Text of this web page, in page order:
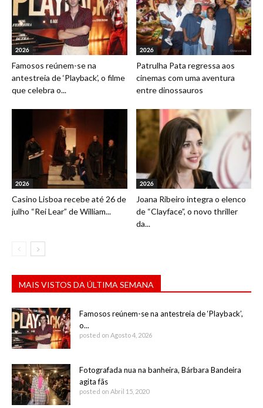
2026
Famosos reúnem-se na
antestreia de ‘Playback’, o filme
que celebra o...
2026
Patrulha Pata regressa aos
cinemas com uma aventura
entre dinossauros
2026
Casino Lisboa recebe até 26 de
julho “Rei Lear” de William...
2026
Joana Ribeiro integra o elenco
de “Clayface”, o novo thriller
da...
MAIS VISTOS DA ÚLTIMA SEMANA
Famosos reúnem-se na antestreia de ‘Playback’,
o...
posted on Agosto 4, 2026
Fotografada nua na banheira, Bárbara Bandeira
agita fãs
posted on Abril 15, 2020